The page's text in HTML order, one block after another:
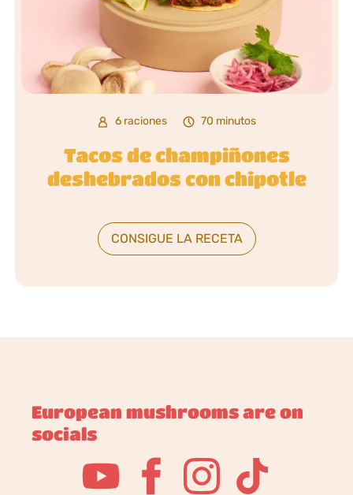
6 raciones 70 minutos
Tacos de champiñones
deshebrados con chipotle
CONSIGUE LA RECETA
European mushrooms are on
socials